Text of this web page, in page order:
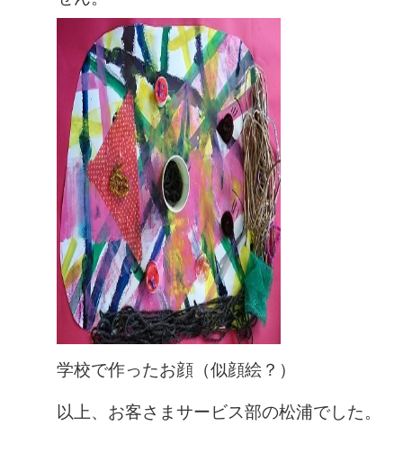
学校で作ったお顔（似顔絵？）
以上、お客さまサービス部の松浦でした。